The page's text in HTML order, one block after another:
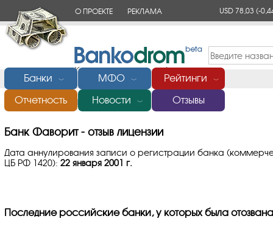
О ПРОЕКТЕ РЕКЛАМА USD 78,03(-
Банки ﹀ МФО ﹀ Рейтинги ﹀
Отчетность Новости ﹀ Отзывы
Главная/Банки России/Фаворит Отзыв лицензии
Банк Фаворит - отзыв лицензии
Дата аннулирования записи о регистрации банка
ЦБ РФ 1420):22 января 2001 г.
Последние российские банки, у которых была